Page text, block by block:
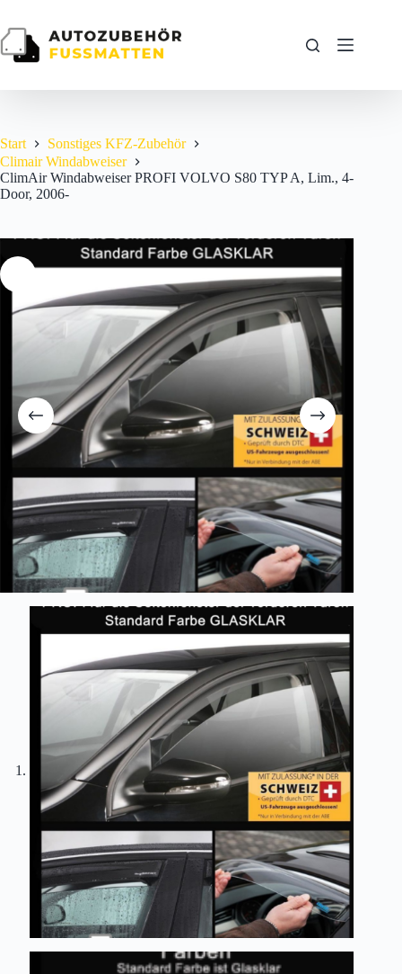
springen
Start
Sonstiges KFZ-Zubehör
Climair Windabweiser
ClimAir Windabweiser PROFI VOLVO S80 TYP A, Lim., 4-
Door, 2006-